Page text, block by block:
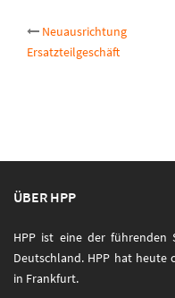
Post
Neuausrichtung
Ersatzteilgeschäft
ÜBER HPP
HPP ist eine der führenden
Deutschland. HPP hat heute
in Frankfurt.